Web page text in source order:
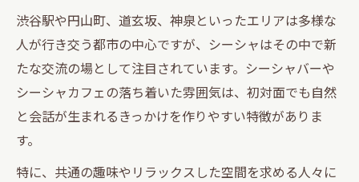
渋谷駅や円山町、道玄坂、神泉といったエリアは多様な
人が行き交う都市の中心ですが、シーシャはその中で新
たな交流の場として注目されています。シーシャバーや
シーシャカフェの落ち着いた雰囲気は、初対面でも自然
と会話が生まれるきっかけを作りやすい特徴がありま
す。
特に、共通の趣味やリラックスした空間を求める人々に